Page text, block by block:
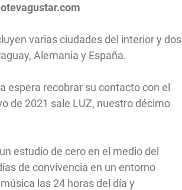
varias ciudades del interior y dos
Alemania y España.
espera recobrar su contacto con el
de 2021 sale LUZ, nuestro décimo
estudio de cero en el medio del
de convivencia en un entorno
las 24 horas del día y